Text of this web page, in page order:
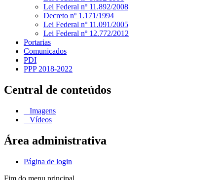
Lei Federal nº 11.892/2008
Decreto nº 1.171/1994
Lei Federal nº 11.091/2005
Lei Federal nº 12.772/2012
Portarias
Comunicados
PDI
PPP 2018-2022
Central de conteúdos
Imagens
Vídeos
Área administrativa
Página de login
Fim do menu principal